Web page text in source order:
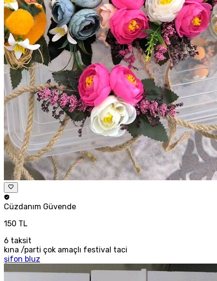
Cüzdanım Güvende
150 TL
6 taksit
kına /parti çok amaçlı festival taci
şifon bluz